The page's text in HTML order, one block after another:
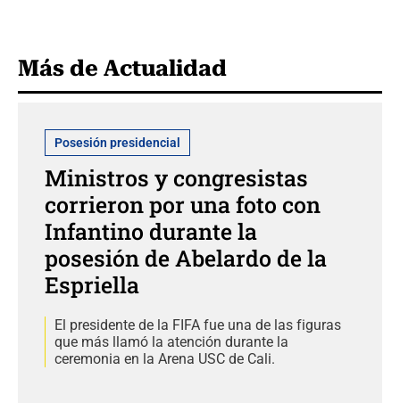
Más de Actualidad
Posesión presidencial
Ministros y congresistas
corrieron por una foto con
Infantino durante la
posesión de Abelardo de la
Espriella
El presidente de la FIFA fue una de las figuras
que más llamó la atención durante la
ceremonia en la Arena USC de Cali.